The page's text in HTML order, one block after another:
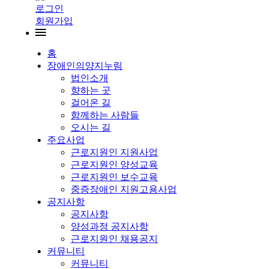
로그인
회원가입
홈
장애인의양지누림
법인소개
향하는 곳
걸어온 길
함께하는 사람들
오시는 길
주요사업
근로지원인 지원사업
근로지원인 양성교육
근로지원인 보수교육
중증장애인 지원고용사업
공지사항
공지사항
양성과정 공지사항
근로지원인 채용공지
커뮤니티
커뮤니티